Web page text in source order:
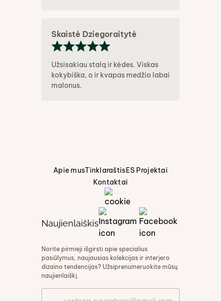
Skaistė Dziegoraitytė
Užsisakiau stalą ir kėdes. Viskas
kokybiška, o ir kvapas medžio labai
malonus.
Apie musTinklaraštisES Projektai
Kontaktai
Naujienlaiškis
Norite pirmieji išgirsti apie specialius
pasiūlymus, naujausias kolekcijas ir interjero
dizaino tendencijas? Užsiprenumeruokite mūsų
naujienlaiškį.